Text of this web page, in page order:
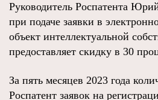
Руководитель Роспатента
при подаче заявки в
объект интеллектуальной
предоставляет скидку в 30
За пять месяцев 2023 года
Роспатент заявок на